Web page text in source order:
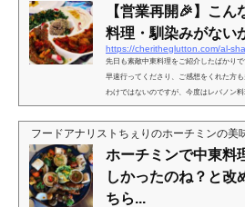
【営業再開🎉】こ
料理・馴染みがない
https://cheritheglutton.com/al-
先日も素敵中東料理をご紹介したばかり
早速行ってくださり、ご感想をくれた方
わけではないのですが、今度はレバノン
想像しにくいですよね？なので、ご紹介
介した、⬆︎こちらのお店、料理だけじゃ
っぱり店員さんたちがとても行き届いて
たどの方からもご好評いただいてます。
フードアナリストちぇりのホーチミンの美
ホーチミンで中東料
しかったのね？と改
ちら...